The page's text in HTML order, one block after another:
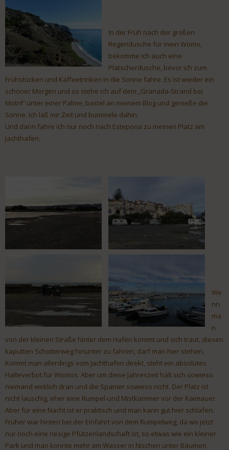
In der Früh nach der großen
Regendusche für mein Womo,
bekomme ich auch eine
Plätscherdusche, bevor ich zum
Frühstücken und Kaffeetrinken in die Sonne fahre. Es ist wieder ein
schöner Morgen und so stehe ich auf dem „Granada-Strand bei
Motril“ unter einer Palme, bastel an meinem Blog und genieße die
Sonne. Ich laß mir Zeit und bummele dahin.
Und dann fahre ich nur noch nach Estepona zu meinen Platz am
Jachthafen.
We
nn
ma
n
von der kleinen Straße hinter dem Hafen kommt und sich traut, diesen
kaputten Schotterweg hinunter zu fahren, darf man hier stehen.
Kommt man allerdings vom Jachthafen direkt, steht ein absolutes
Halteverbot für Womos. Aber um diese Jahreszeit hält sich sowieso
niemand wirklich dran und die Spanier sowieso nicht. Der Platz ist
nicht lauschig, eher eine Rumpel-und Mistkammer vor der Kaimauer.
Aber für eine Nacht ist er praktisch und man kann gut hier schlafen.
Früher war hinten bei der Einfahrt von dem Rumpelweg, da wo jetzt
nur noch eine riesige Pfützenlandschaft ist, so etwas wie ein kleiner
Park und man konnte mehr am Wasser in Nischen unter Bäumen